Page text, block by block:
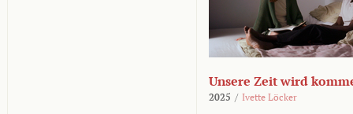
Unsere Zeit wird
2025 / Ivette Löcker